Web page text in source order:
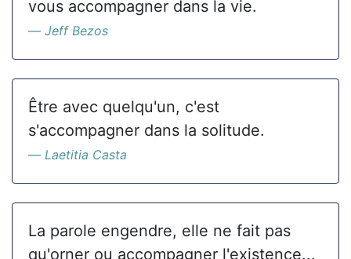
vous accompagner dans la vie.
Jeff Bezos
Être avec quelqu'un, c'est
s'accompagner dans la solitude.
Laetitia Casta
La parole engendre, elle ne fait pas
qu'orner ou accompagner l'existence...